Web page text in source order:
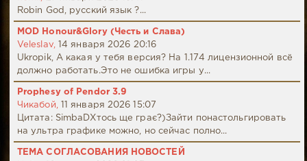
Robin God, русский язык ?...
MOD Honour&Glory (Честь и Слава)
Veleslav,
14 января 2026 20:16
Ukropik, А какая у тебя версия? На 1.174 лицензионной всё
должно работать.Это не ошибка игры у...
Prophesy of Pendor 3.9
Чикабой,
11 января 2026 15:07
Цитата: SimbaDХтось ще грає?)Зайти понастольгировать
на ультра графике можно, но сейчас полно...
ТЕМА СОГЛАСОВАНИЯ НОВОСТЕЙ